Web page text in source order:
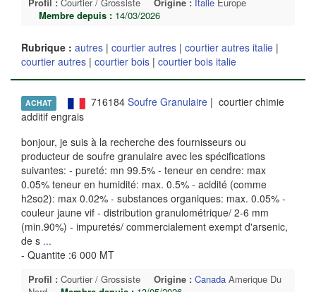
Profil : Courtier / Grossiste Origine : Italie Europe
Membre depuis : 14/03/2026
Rubrique : autres | courtier autres | courtier autres italie |
courtier autres | courtier bois | courtier bois italie
ACHAT 716184 Soufre Granulaire| courtier chimie
additif engrais
bonjour, je suis à la recherche des fournisseurs ou
producteur de soufre granulaire avec les spécifications
suivantes: - pureté: mn 99.5% - teneur en cendre: max
0.05% teneur en humidité: max. 0.5% - acidité (comme
h2so2): max 0.02% - substances organiques: max. 0.05% -
couleur jaune vif - distribution granulométrique/ 2-6 mm
(min.90%) - impuretés/ commercialement exempt d'arsenic,
de s ...
- Quantite :6 000 MT
Profil : Courtier / Grossiste Origine : Canada Amerique Du